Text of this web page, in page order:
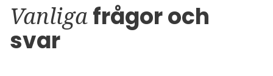
Vanligafrågor och
svar